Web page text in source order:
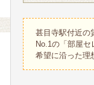
甚目寺駅付近の
No.1の「部屋
希望に沿った理